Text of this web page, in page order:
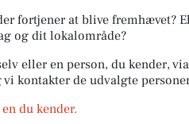
fortjener at blive fremhævet?
og dit lokalområde?
eller en person, du kender,
kontakter de udvalgte
du kender.